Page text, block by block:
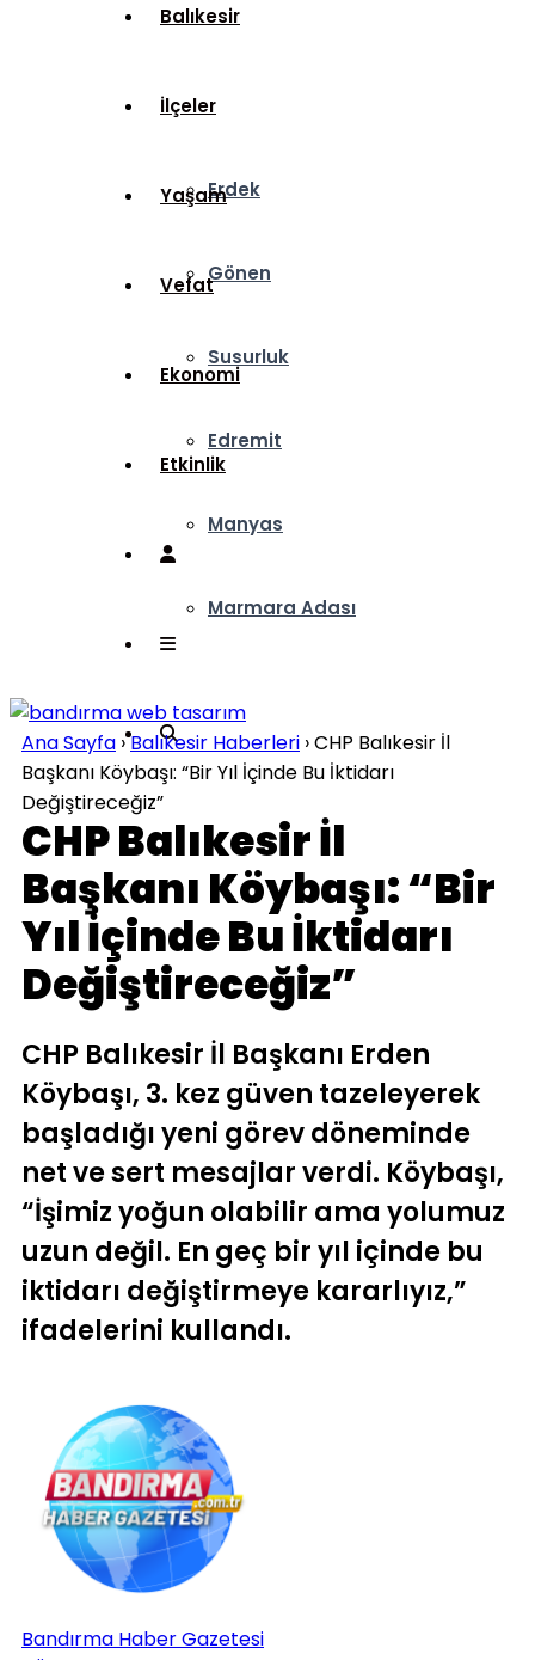
Balıkesir
İlçeler
Erdek
Gönen
Susurluk
Edremit
Manyas
Marmara Adası
Yaşam
Vefat
Ekonomi
Etkinlik
Ana Sayfa ›Balıkesir Haberleri ›CHP Balıkesir İl
Başkanı Köybaşı: “Bir Yıl İçinde Bu İktidarı
Değiştireceğiz”
CHP Balıkesir İl
Başkanı Köybaşı: “Bir
Yıl İçinde Bu İktidarı
Değiştireceğiz”
CHP Balıkesir İl Başkanı Erden
Köybaşı, 3. kez güven tazeleyerek
başladığı yeni görev döneminde
net ve sert mesajlar verdi. Köybaşı,
“İşimiz yoğun olabilir ama yolumuz
uzun değil. En geç bir yıl içinde bu
iktidarı değiştirmeye kararlıyız,”
ifadelerini kullandı.
Bandırma Haber Gazetesi